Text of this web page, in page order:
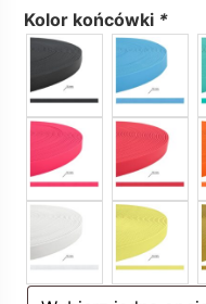
Kolor końcówki *